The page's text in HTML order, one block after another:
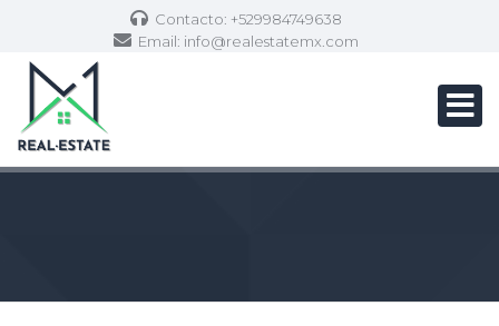
Contacto: +529984749638
Email: info@realestatemx.com